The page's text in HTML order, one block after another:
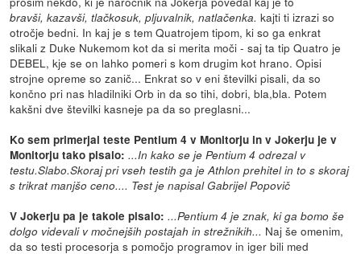
bravši, kazavši, tlačkosuk, pljuvalnik, natlačenka.kajti ti izrazi so
otročje bedni. In kaj je s tem Quatrojem tipom, ki so ga enkrat
slikali z Duke Nukemom kot da si merita moči - saj ta tip Quatro je
DEBEL, kje se on lahko pomeri s kom drugim kot hrano. Opisi
strojne opreme so zanič... Enkrat so v eni številki pisali, da so
končno pri nas hladilniki Orb in da so tihi, dobri, bla,bla. Potem
kakšni dve številki kasneje pa da so preglasni...
Ko sem primerjal teste Pentium 4 v Monitorju in v Jokerju je v
Monitorju tako pisalo: ...In kako se je Pentium 4 odrezal v
testu.Slabo.Skoraj pri vseh testih ga je Athlon prehitel in to s skoraj
s trikrat manjšo ceno.... Test je napisal Gabrijel Popovič
V Jokerju pa je takole pisalo: ...Pentium 4 je znak, ki ga bomo še
dolgo videvali v močnejših postajah in strežnikih... Naj še omenim,
da so testi procesorja s pomočjo programov in iger bili med